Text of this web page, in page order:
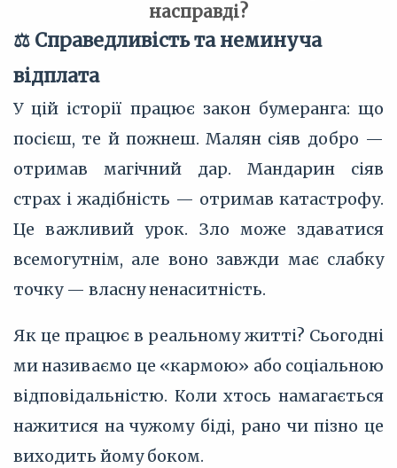
насправді?
⚖️ Справедливість та неминуча
відплата
У цій історії працює закон бумеранга: що
посієш, те й пожнеш. Малян сіяв добро —
отримав магічний дар. Мандарин сіяв
страх і жадібність — отримав катастрофу.
Це важливий урок. Зло може здаватися
всемогутнім, але воно завжди має слабку
точку — власну ненаситність.
Як це працює в реальному житті? Сьогодні
ми називаємо це «кармою» або соціальною
відповідальністю. Коли хтось намагається
нажитися на чужому біді, рано чи пізно це
виходить йому боком.